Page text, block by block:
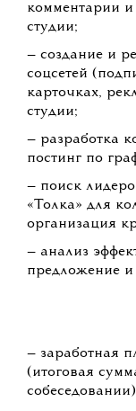
комментарии
студии;
— создание и
соцсетей
карточках,
студии;
— разработка
постинг по
— поиск
«Толка» для
организация
— анализ
предложение
— заработная
(итоговая